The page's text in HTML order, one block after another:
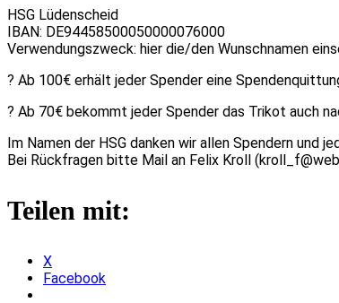
HSG Lüdenscheid
IBAN: DE94458500050000076000
Verwendungszweck: hier die/den Wunschnamen
? Ab 100€ erhält jeder Spender eine
? Ab 70€ bekommt jeder Spender das Trikot auch
Im Namen der HSG danken wir allen Spendern und
Bei Rückfragen bitte Mail an Felix Kroll
Teilen mit:
X
Facebook